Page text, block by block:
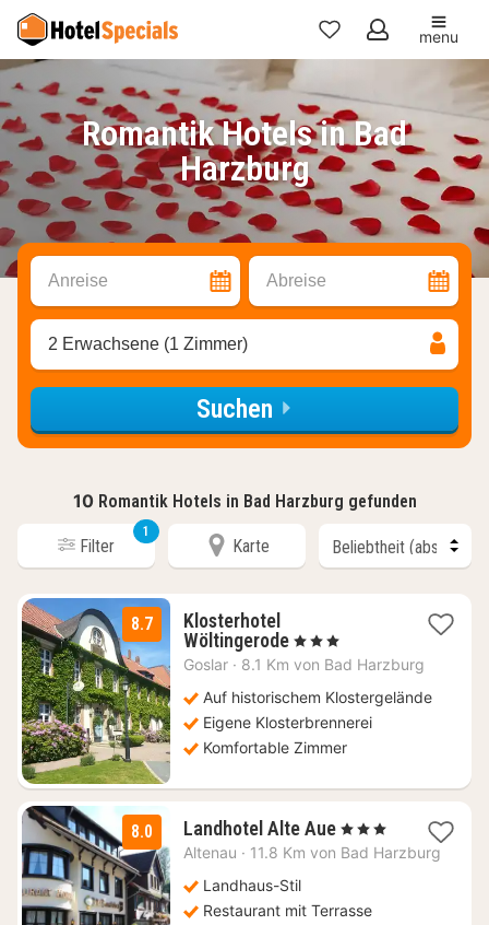
Meine
Favoriten
menu
Romantik Hotels in Bad
Harzburg
Anreise Abreise
2 Erwachsene (1 Zimmer)
Suchen
10 Romantik Hotels in Bad Harzburg gefunden
Filter
1
Karte
8.7
Klosterhotel
Wöltingerode1
Nacht
65
€
, 3 Sterne
Goslar · 8.1 Km von Bad Harzburg
Auf historischem Klostergelände
Eigene Klosterbrennerei
Komfortable Zimmer
8.0 Landhotel Alte Aue3
Nächte
€
, 3 Sterne
Altenau · 11.8 Km von Bad Harzburg
Landhaus-Stil
Restaurant mit Terrasse